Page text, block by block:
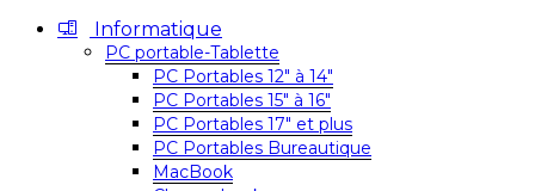
Informatique
PC portable-Tablette
PC Portables 12″ à 14″
PC Portables 15″ à 16″
PC Portables 17″ et plus
PC Portables Bureautique
MacBook